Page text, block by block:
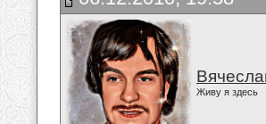
Живу я здесь